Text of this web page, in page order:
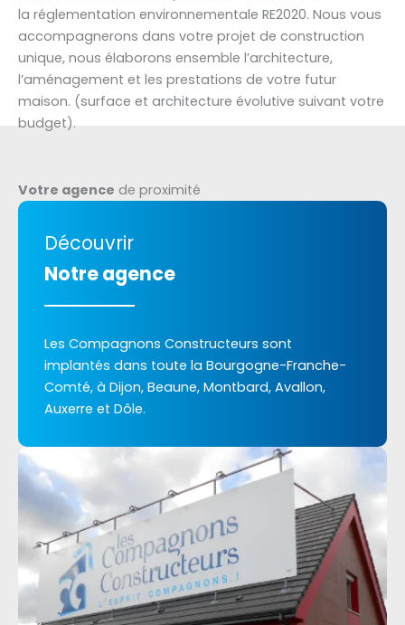
la réglementation environnementale RE2020. Nous vous
accompagnerons dans votre projet de construction
unique, nous élaborons ensemble l’architecture,
l’aménagement et les prestations de votre futur
maison. (surface et architecture évolutive suivant votre
budget).
Votre agence de proximité
Découvrir
Notre agence
Les Compagnons Constructeurs sont
implantés dans toute la Bourgogne-Franche-
Comté, à Dijon, Beaune, Montbard, Avallon,
Auxerre et Dôle.